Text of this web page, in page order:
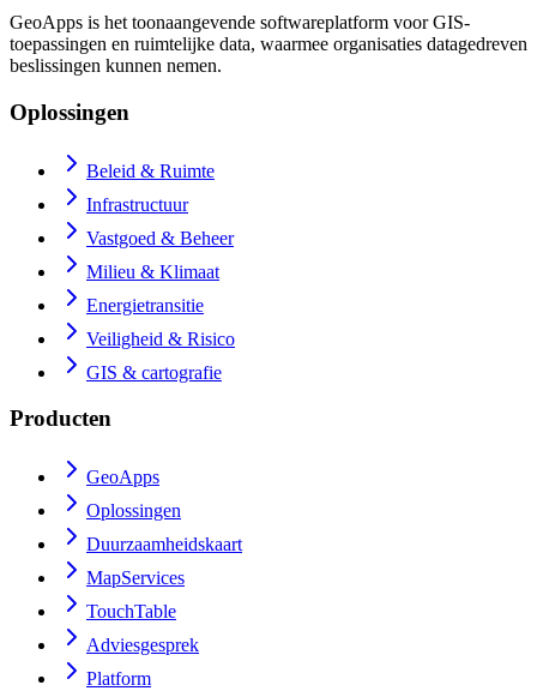
GeoApps is het toonaangevende softwareplatform voor GIS-
toepassingen en ruimtelijke data, waarmee organisaties datagedreven
beslissingen kunnen nemen.
Oplossingen
Beleid & Ruimte
Infrastructuur
Vastgoed & Beheer
Milieu & Klimaat
Energietransitie
Veiligheid & Risico
GIS & cartografie
Producten
GeoApps
Oplossingen
Duurzaamheidskaart
MapServices
TouchTable
Adviesgesprek
Platform